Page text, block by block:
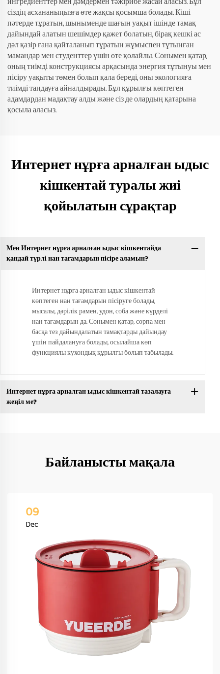
сіздің асхананыңызға өте жақсы қосымша болады. Кіші
пәтерде тұратын, шыныменде шағын уақыт ішінде тамақ
дайындай алатын шешімдер қажет болатын, бірақ кешкі ас
дәл қазір ғана қайталанып тұратын жұмыспен тұтынған
мамандар мен студенттер үшін өте қолайлы. Сонымен қатар,
оның тиімді конструкциясы арқасында энергия тұтынуы мен
пісіру уақыты төмен болып қала береді, оны экологияға
тиімді таңдауға айналдырады. Бұл құрылғы көптеген
адамдардан мадақтау алды және сіз де олардың қатарына
қосыла аласыз.
Интернет нұрға арналған ыдыс
кішкентай туралы жиі
қойылатын сұрақтар
Мен Интернет нұрға арналған ыдыс кішкентайда
қандай түрлі нан тағамдарын пісіре аламын?
Интернет нұрға арналған ыдыс кішкентай
көптеген нан тағамдарын пісіруге болады,
мысалы, дәрілік рамен, удон, соба және күрделі
нан тағамдарын да. Сонымен қатар, сорпа мен
басқа тез дайындалатын тамақтарды дайындау
үшін пайдалануға болады, осылайша көп
функциялы кухондық құрылғы болып табылады.
Интернет нұрға арналған ыдыс кішкентай тазалауға
жеңіл ме?
Байланысты мақала
09
Dec